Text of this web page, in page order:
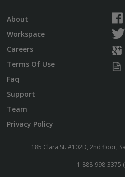
About
Workspace
Careers
Terms Of Use
Faq
Support
Team
Privacy Policy
185 Clara St. #102D, 2nd floor,
1-888-998-3375